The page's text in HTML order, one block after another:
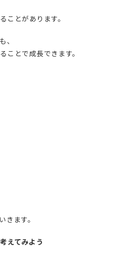
ことがあります。
、
ことで成長できます。
きます。
えてみよう